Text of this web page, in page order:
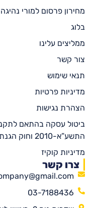
מחירון פרסום למורי נהיגה
בלוג
ממליצים עלינו
צור קשר
תנאי שימוש
מדיניות פרטיות
הצהרת נגישות
ביטול עסקה בהתאם
התשע”א-2010 וחוק הגנת הצרכן, התשמ”א-1981″
מדיניות קוקיז
צרו קשר
03-7188436